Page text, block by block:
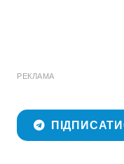
РЕКЛАМА